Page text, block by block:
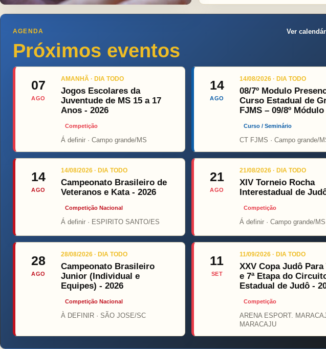
AGENDA
Próximos eventos
Ver
07
AGO
AMANHÃ · DIA TODO
Jogos Escolares da
Juventude de MS 15 a 17
Anos - 2026
Competição
Á definir · Campo grande/MS
14
AGO
14/08/2026 · DIA TODO
08/7º Modulo
Curso Estadual de
FJMS – 09/8º Módulo
Curso / Seminário
CT FJMS · Campo grande/
14
AGO
14/08/2026 · DIA TODO
Campeonato Brasileiro de
Veteranos e Kata - 2026
Competição Nacional
Á definir · ESPIRITO SANTO/ES
21
AGO
21/08/2026 · DIA TODO
XIV Torneio Rocha
Interestadual de
Competição
Á definir · Campo grande/MS
28
AGO
28/08/2026 · DIA TODO
Campeonato Brasileiro
Junior (Individual e
Equipes) - 2026
Competição Nacional
À DEFINIR · SÃO JOSE/SC
11
SET
11/09/2026 · DIA TODO
XXV Copa Judô Para
e 7ª Etapa do
Estadual de Judô -
Competição
ARENA ESPORT.
MARACAJU
Top Fight ONÇA PINT